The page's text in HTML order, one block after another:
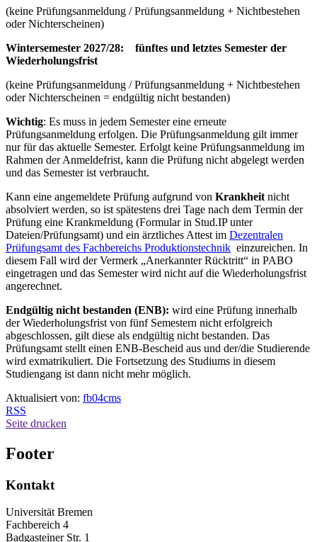
(keine Prüfungsanmeldung / Prüfungsanmeldung + Nichtbestehen
oder Nichterscheinen)
Wintersemester 2027/28: fünftes und letztes Semester der
Wiederholungsfrist
(keine Prüfungsanmeldung / Prüfungsanmeldung + Nichtbestehen
oder Nichterscheinen = endgültig nicht bestanden)
Wichtig: Es muss in jedem Semester eine erneute
Prüfungsanmeldung erfolgen. Die Prüfungsanmeldung gilt immer
nur für das aktuelle Semester. Erfolgt keine Prüfungsanmeldung im
Rahmen der Anmeldefrist, kann die Prüfung nicht abgelegt werden
und das Semester ist verbraucht.
Kann eine angemeldete Prüfung aufgrund von Krankheit nicht
absolviert werden, so ist spätestens drei Tage nach dem Termin der
Prüfung eine Krankmeldung (Formular in Stud.IP unter
Dateien/Prüfungsamt) und ein ärztliches Attest im Dezentralen
Prüfungsamt des Fachbereichs Produktionstechnik einzureichen. In
diesem Fall wird der Vermerk „Anerkannter Rücktritt“ in PABO
eingetragen und das Semester wird nicht auf die Wiederholungsfrist
angerechnet.
Endgültig nicht bestanden (ENB): wird eine Prüfung innerhalb
der Wiederholungsfrist von fünf Semestern nicht erfolgreich
abgeschlossen, gilt diese als endgültig nicht bestanden. Das
Prüfungsamt stellt einen ENB-Bescheid aus und der/die Studierende
wird exmatrikuliert. Die Fortsetzung des Studiums in diesem
Studiengang ist dann nicht mehr möglich.
Aktualisiert von: fb04cms
RSS
Seite drucken
Footer
Kontakt
Universität Bremen
Fachbereich 4
Badgasteiner Str. 1